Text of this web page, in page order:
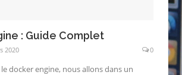
: Guide Complet
2020 0
docker engine, nous allons dans un